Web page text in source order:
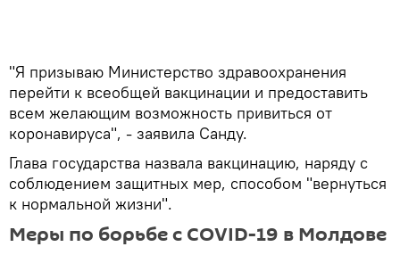
"Я призываю Министерство здравоохранения
перейти к всеобщей вакцинации и предоставить
всем желающим возможность привиться от
коронавируса", - заявила Санду.
Глава государства назвала вакцинацию, наряду с
соблюдением защитных мер, способом "вернуться
к нормальной жизни".
Меры по борьбе с COVID-19 в Молдове